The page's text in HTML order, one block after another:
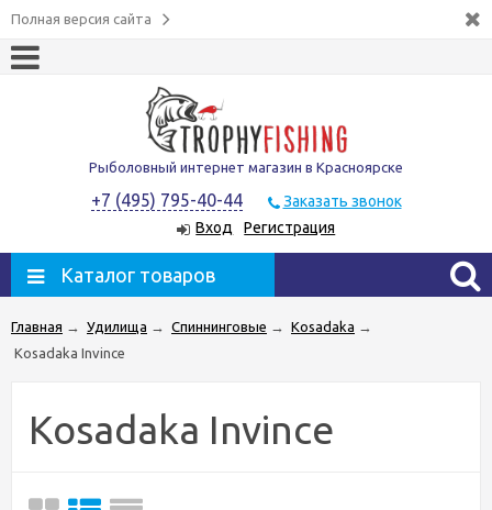
Полная версия сайта
Рыболовный интернет магазин в Красноярске
+7 (495) 795-40-44
Заказать звонок
Вход
Регистрация
Каталог товаров
Главная → Удилища → Спиннинговые → Kosadaka →
Kosadaka Invince
Kosadaka Invince